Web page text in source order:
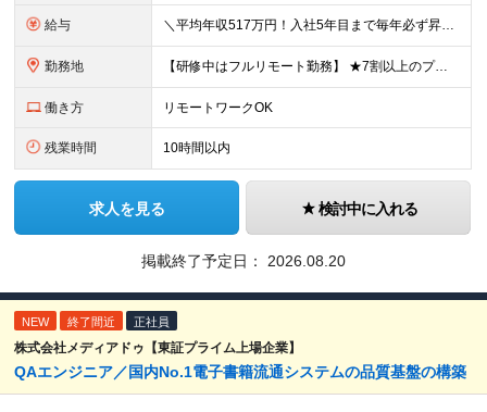
給与 ＼平均年収517万円！入社5年目まで毎年必ず昇給／ ■賞与年3回 ■年収800万円以上も可 ■入社3年以上の平均年収469.2万円 月給23万2000円以上＋賞与年3回＋各種手当 ☆入社5年目まで最
勤務地 【研修中はフルリモート勤務】 ★7割以上のプロジェクトでリモートワークを導入 ★一都三県のプロジェクト先 ★転居を伴う転勤なし ＜プロジェクト先＞ 東京・神奈川・千葉・埼玉でのプロジェクト先にて勤務
働き方 リモートワークOK
残業時間 10時間以内
求人を見る 検討中に入れる
掲載終了予定日： 2026.08.20
NEW 終了間近 正社員
株式会社メディアドゥ【東証プライム上場企業】
QAエンジニア／国内No.1電子書籍流通システムの品質基盤の構築